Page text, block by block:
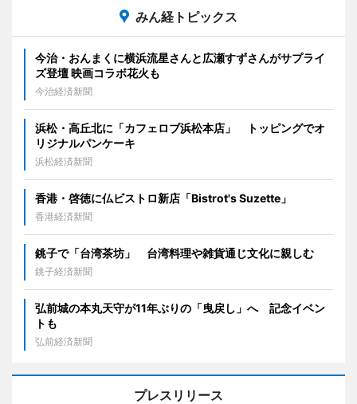
みん経トピックス
今治・おんまくに横浜流星さんと広瀬すずさんがサプライ
ズ登壇 映画コラボ花火も
今治経済新聞
浜松・高丘北に「カフェロブ浜松本店」 トッピングでオ
リジナルパンケーキ
浜松経済新聞
香港・啓徳に仏ビストロ新店「Bistrot's Suzette」
香港経済新聞
銚子で「台湾茶坊」 台湾料理や雑貨通じ文化に親しむ
銚子経済新聞
弘前城の本丸天守が11年ぶりの「曳戻し」へ 記念イベン
トも
弘前経済新聞
プレスリリース